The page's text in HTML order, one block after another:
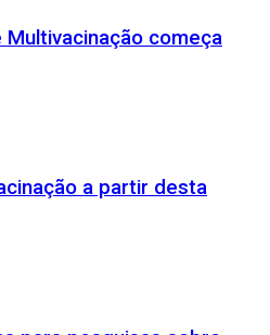
Multivacinação começa
a partir desta